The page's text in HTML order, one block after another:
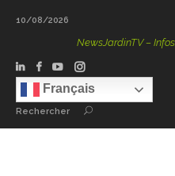
10/08/2026
NewsJardinTV – Infos,
Français
Rechercher